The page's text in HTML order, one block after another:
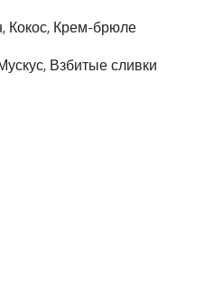
Кокос, Крем-брюле
Взбитые сливки